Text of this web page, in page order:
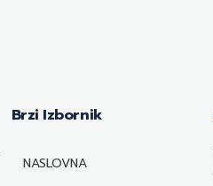
Brzi Izbornik
NASLOVNA